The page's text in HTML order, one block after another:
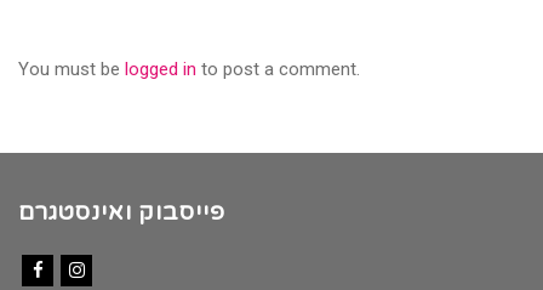
You must be logged in to post a comment.
פייסבוק ואינסטגרם